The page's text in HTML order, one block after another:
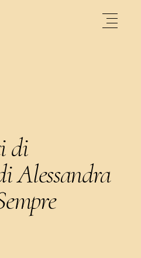
di
Alessandra